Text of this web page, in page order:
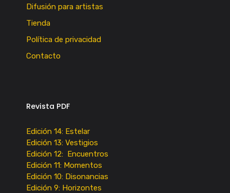
Difusión para artistas
Tienda
Política de privacidad
Contacto
Revista PDF
Edición 14: Estelar
Edición 13: Vestigios
Edición 12: Encuentros
Edición 11: Momentos
Edición 10: Disonancias
Edición 9: Horizontes